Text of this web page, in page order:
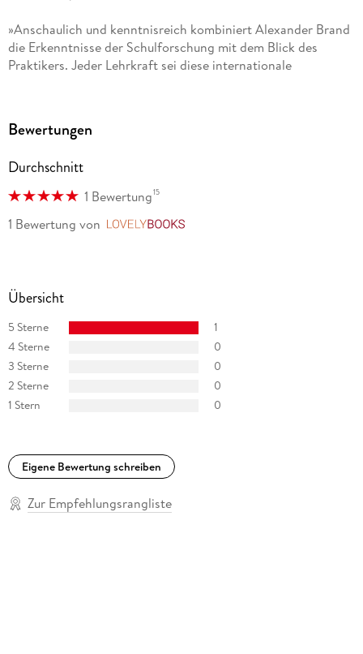
»Anschaulich und kenntnisreich kombiniert Alexander Brand
die Erkenntnisse der Schulforschung mit dem Blick des
Praktikers. Jeder Lehrkraft sei diese internationale
Bewertungen
Durchschnitt
1 Bewertung15
1 Bewertung von
Übersicht
5 Sterne
1
4 Sterne
0
3 Sterne
0
2 Sterne
0
1 Stern
0
Eigene Bewertung schreiben
Zur Empfehlungsrangliste